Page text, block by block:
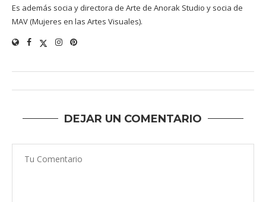
Es además socia y directora de Arte de Anorak Studio y socia de
MAV (Mujeres en las Artes Visuales).
DEJAR UN COMENTARIO